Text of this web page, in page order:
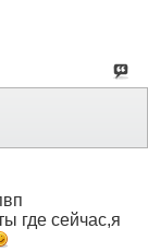
где сейчас,я